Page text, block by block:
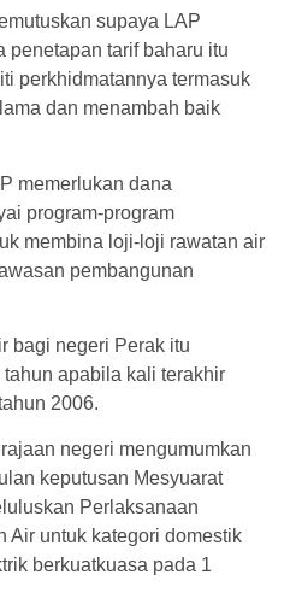
supaya LAP
penetapan tarif baharu itu
perkhidmatannya termasuk
dan menambah baik
memerlukan dana
program-program
membina loji-loji rawatan air
pembangunan
bagi negeri Perak itu
apabila kali terakhir
2006.
negeri mengumumkan
keputusan Mesyuarat
Perlaksanaan
Air untuk kategori domestik
berkuatkuasa pada 1